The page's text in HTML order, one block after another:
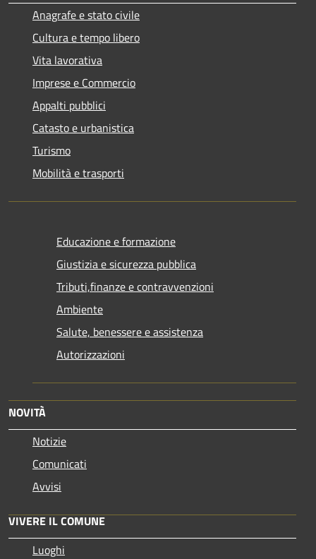
Anagrafe e stato civile
Cultura e tempo libero
Vita lavorativa
Imprese e Commercio
Appalti pubblici
Catasto e urbanistica
Turismo
Mobilità e trasporti
Educazione e formazione
Giustizia e sicurezza pubblica
Tributi,finanze e contravvenzioni
Ambiente
Salute, benessere e assistenza
Autorizzazioni
NOVITÀ
Notizie
Comunicati
Avvisi
VIVERE IL COMUNE
Luoghi